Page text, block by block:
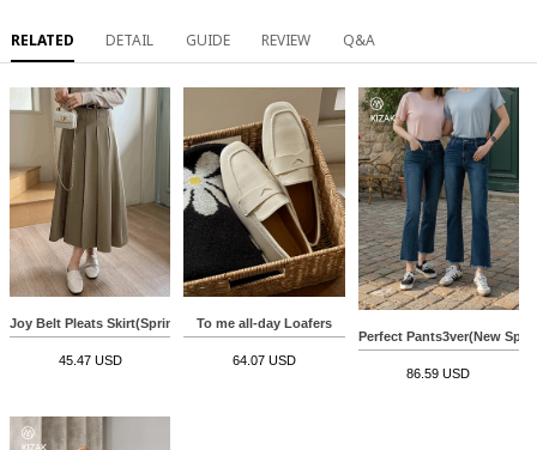
RELATED DETAIL GUIDE REVIEW Q&A
Joy Belt Pleats Skirt(Spring)
45.47 USD
To me all-day Loafers
64.07 USD
Perfect Pants3ver(New
86.59 USD